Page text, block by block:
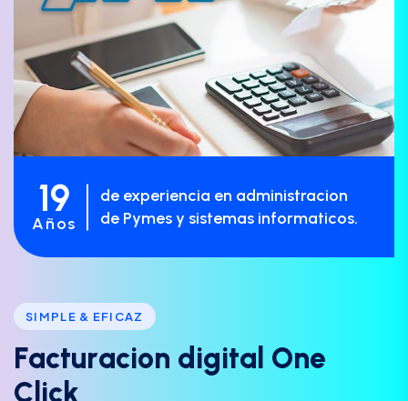
19
Años
de experiencia en administracion
de Pymes y sistemas informaticos.
SIMPLE & EFICAZ
Facturacion d igita One
C ick